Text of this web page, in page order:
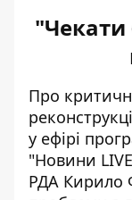
"Чекати
Про
у ефірі
"Новини
РДА Кирило